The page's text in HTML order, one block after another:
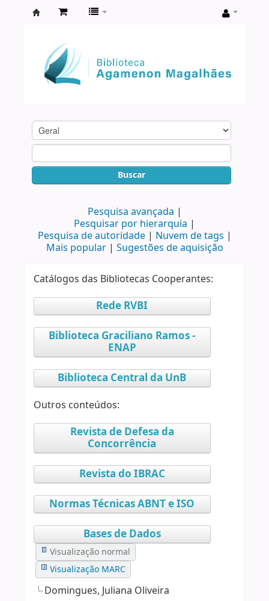
Agamenon
Magalhães
Buscar
Pesquisa avançada
Pesquisar por hierarquia
Pesquisa de autoridade
Nuvem de tags
Mais popular
Sugestões de aquisição
Catálogos das Bibliotecas Cooperantes:
Rede RVBI
Biblioteca Graciliano Ramos -
ENAP
Biblioteca Central da UnB
Outros conteúdos:
Revista de Defesa da
Concorrência
Revista do IBRAC
Normas Técnicas ABNT e ISO
Bases de Dados
Visualização normal
Visualização MARC
Domingues, Juliana Oliveira